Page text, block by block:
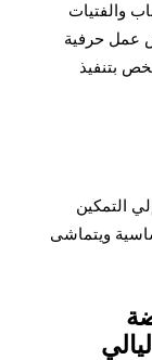
والفتيات
عمل حرفية
بتنفيذ
التمكين
ويتماشى